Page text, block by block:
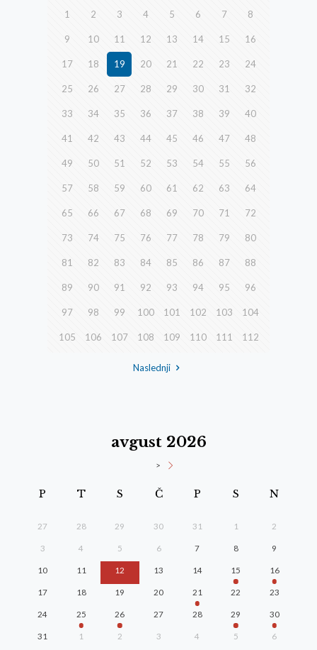
1 2 3 4 5 6 7 8
9 10 11 12 13 14 15 16
17 18 19 20 21 22 23 24
25 26 27 28 29 30 31 32
33 34 35 36 37 38 39 40
41 42 43 44 45 46 47 48
49 50 51 52 53 54 55 56
57 58 59 60 61 62 63 64
65 66 67 68 69 70 71 72
73 74 75 76 77 78 79 80
81 82 83 84 85 86 87 88
89 90 91 92 93 94 95 96
97 98 99 100 101 102 103 104
105 106 107 108 109 110 111 112
Naslednji
avgust 2026
>
P T S Č P S N
27 28 29 30 31 1 2
3 4 5 6 7 8 9
10 11 12 13 14 15 16
17 18 19 20 21 22 23
24 25 26 27 28 29 30
31 1 2 3 4 5 6